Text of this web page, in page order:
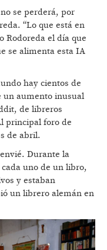
se perderá, por
“Lo que está en
Rodoreda el día que
se alimenta esta IA
hay cientos de
un aumento inusual
de libreros
principal foro de
de abril.
Durante la
uno de un libro,
y estaban
un librero alemán en